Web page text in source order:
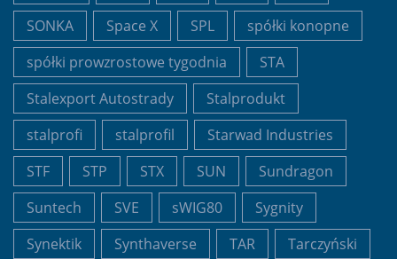
SONKA
Space X SPL
spółki konopne
spółki prowzrostowe tygodnia
STA
Stalexport Autostrady
Stalprodukt
stalprofi
stalprofil
Starwad Industries
STF
STP STX SUN
Sundragon
Suntech
SVE sWIG80
Sygnity
Synektik
Synthaverse TAR
Tarczyński